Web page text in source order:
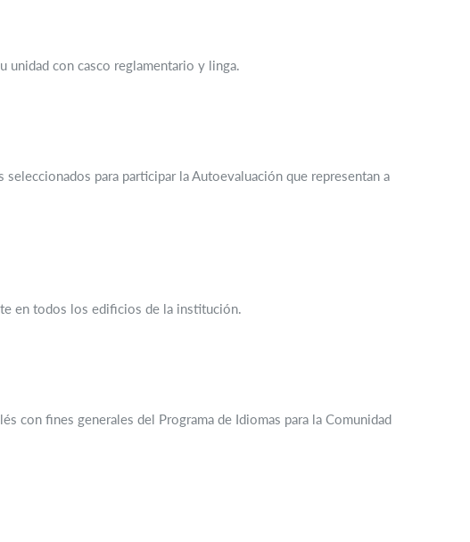
unidad con casco reglamentario y linga.
para participar la Autoevaluación que representan a
en todos los edificios de la institución.
con fines generales del Programa de Idiomas para la Comunidad